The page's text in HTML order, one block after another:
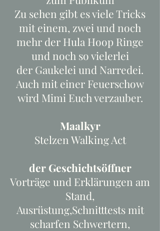
Zu sehen gibt es viele Tricks
mit einem, zwei und noch
mehr der Hula Hoop Ringe
und noch so vielerlei
der Gaukelei und Narredei.
Auch mit einer Feuerschow
wird Mimi Euch verzauber.
Maalkyr
Stelzen Walking Act
der Geschichtsöffner
Vorträge und Erklärungen am
Stand,
Ausrüstung,Schnitttests mit
scharfen Schwertern,